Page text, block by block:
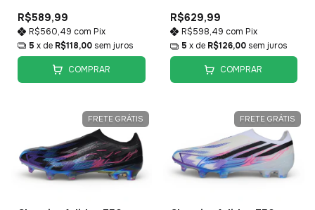
R$589,99
R$560,49 com Pix
5 x de R$118,00 sem juros
COMPRAR
R$629,99
R$598,49 com Pix
5 x de R$126,00 sem juros
COMPRAR
FRETE GRÁTIS FRETE GRÁTIS